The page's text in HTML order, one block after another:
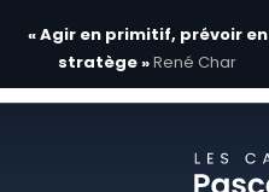
« Agir en primitif, prévoir en
stratège »René Char